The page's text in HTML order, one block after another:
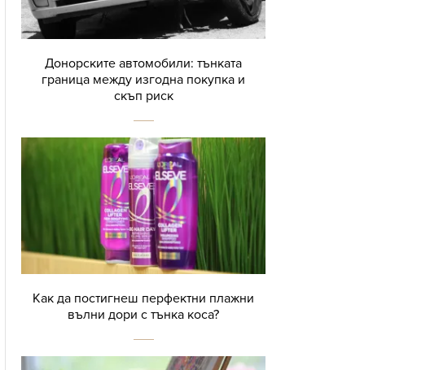
Донорските автомобили: тънката
граница между изгодна покупка и
скъп риск
Как да постигнеш перфектни плажни
вълни дори с тънка коса?